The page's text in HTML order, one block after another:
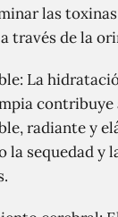
las
través de la
La
contribuye
radiante y
la sequedad y